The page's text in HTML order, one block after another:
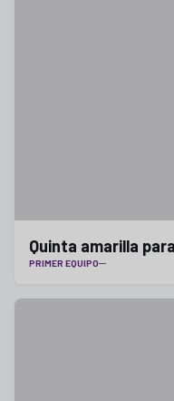
Quinta amarilla
PRIMER EQUIPO